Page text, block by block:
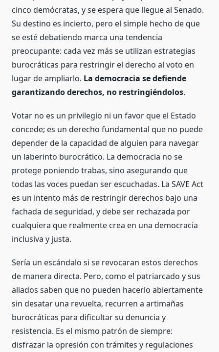
cinco demócratas, y se espera que llegue al Senado.
Su destino es incierto, pero el simple hecho de que
se esté debatiendo marca una tendencia
preocupante: cada vez más se utilizan estrategias
burocráticas para restringir el derecho al voto en
lugar de ampliarlo. La democracia se defiende
garantizando derechos, no restringiéndolos.
Votar no es un privilegio ni un favor que el Estado
concede; es un derecho fundamental que no puede
depender de la capacidad de alguien para navegar
un laberinto burocrático. La democracia no se
protege poniendo trabas, sino asegurando que
todas las voces puedan ser escuchadas. La SAVE Act
es un intento más de restringir derechos bajo una
fachada de seguridad, y debe ser rechazada por
cualquiera que realmente crea en una democracia
inclusiva y justa.
Sería un escándalo si se revocaran estos derechos
de manera directa. Pero, como el patriarcado y sus
aliados saben que no pueden hacerlo abiertamente
sin desatar una revuelta, recurren a artimañas
burocráticas para dificultar su denuncia y
resistencia. Es el mismo patrón de siempre:
disfrazar la opresión con trámites y regulaciones